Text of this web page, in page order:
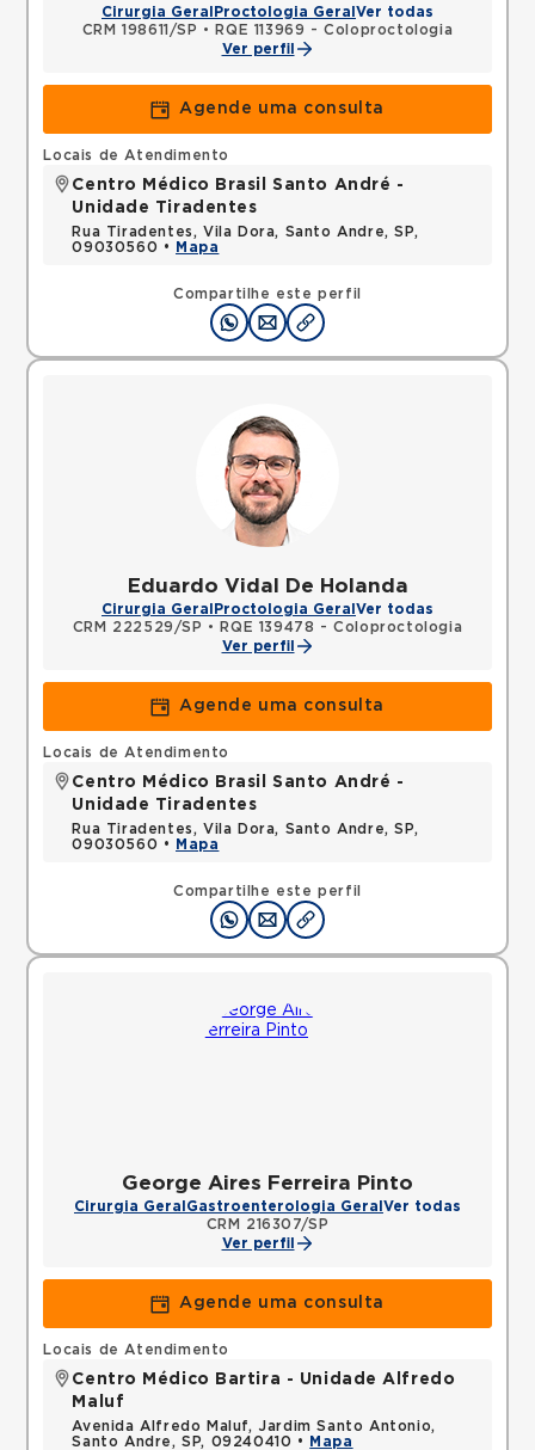
Cirurgia Geral Proctologia Geral Ver todas
CRM 198611/SP •
RQE 113969 - Coloproctologia
Ver perfil
Agende uma consulta
Compartilhe este perfil
Locais de Atendimento
Centro Médico Brasil Santo André -
Unidade Tiradentes
Rua Tiradentes, Vila Dora, Santo Andre, SP,
09030560 •
Mapa
Eduardo Vidal De Holanda
Cirurgia Geral Proctologia Geral Ver todas
CRM 222529/SP •
RQE 139478 - Coloproctologia
Ver perfil
Agende uma consulta
Compartilhe este perfil
Locais de Atendimento
Centro Médico Brasil Santo André -
Unidade Tiradentes
Rua Tiradentes, Vila Dora, Santo Andre, SP,
09030560 •
Mapa
George Aires Ferreira Pinto
Cirurgia Geral Gastroenterologia Geral Ver todas
CRM 216307/SP
Ver perfil
Agende uma consulta
Locais de Atendimento
Centro Médico Bartira - Unidade Alfredo
Maluf
Avenida Alfredo Maluf, Jardim Santo Antonio,
Santo Andre, SP, 09240410 •
Mapa